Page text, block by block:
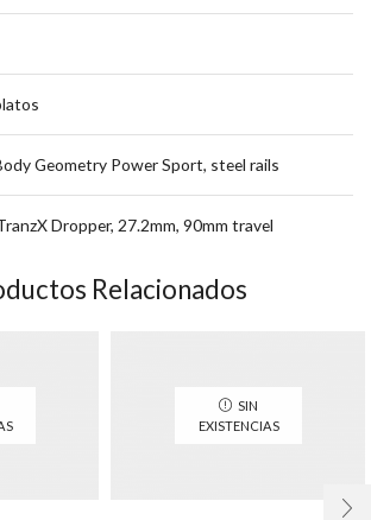
Geometry Power Sport, steel rails
Dropper, 27.2mm, 90mm travel
Relacionados
SIN
EXISTENCIAS